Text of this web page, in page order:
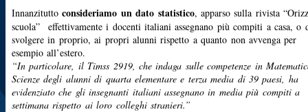
Innanzituttoconsideriamo un dato statistico, apparso sulla rivista
scuola” effettivamente i docenti italiani assegnano più compiti a casa, o
svolgere in proprio, ai propri alunni rispetto a quanto non avvenga per
esempio all’estero.
“In particolare, il Timss 2919, che indaga sulle competenze in
Scienze degli alunni di quarta elementare e terza media di 39 paesi, ha
evidenziato che gli insegnanti italiani assegnano in media più compiti a
settimana rispetto ai loro colleghi stranieri.”